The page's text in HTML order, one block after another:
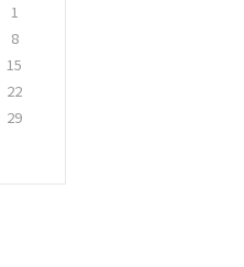
1
8
15
22
29